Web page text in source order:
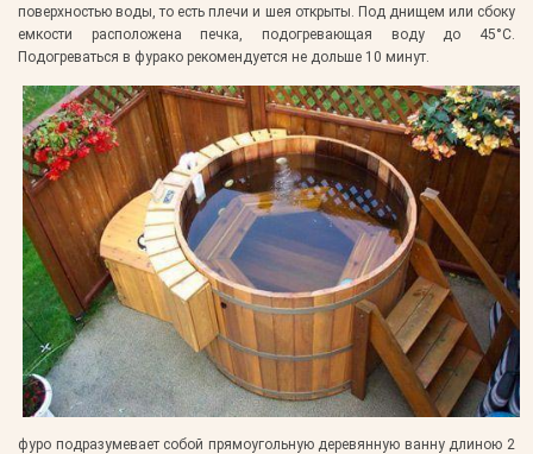
поверхностью воды, то есть плечи и шея открыты. Под днищем или сбоку
емкости расположена печка, подогревающая воду до 45°С.
Подогреваться в фурако рекомендуется не дольше 10 минут.
фуро подразумевает собой прямоугольную деревянную ванну длиною 2